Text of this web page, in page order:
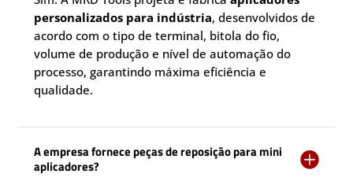
personalizados para indústria, desenvolvidos de
acordo com o tipo de terminal, bitola do fio,
volume de produção e nível de automação do
processo, garantindo máxima eficiência e
qualidade.
A empresa fornece peças de reposição para mini
aplicadores?
